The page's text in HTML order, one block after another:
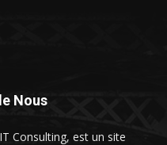
Nous
Consulting, est un site